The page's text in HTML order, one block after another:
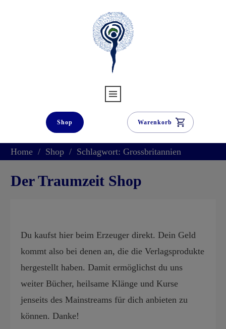
Shop Warenkorb
Home / Shop / Schlagwort: Grossbritannien
Der Traumzeit Shop
Du kaufst hier beim Erzeuger direkt. Dein Geld
kommt also bei denen an, die die Verlagsprodukte
hergestellt haben. Damit ermöglichst du uns
weiter Bücher, heilsame Klänge und Kurse
jenseits des Mainstreams für dich anbieten zu
können. Danke!